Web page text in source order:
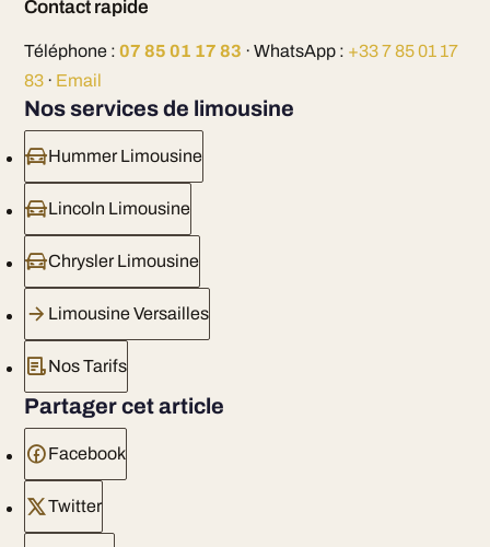
Contact rapide
Téléphone : 07 85 01 17 83 · WhatsApp : +33 7 85 01 17
83· Email
Nos services de limousine
Hummer Limousine
Lincoln Limousine
Chrysler Limousine
Limousine Versailles
Nos Tarifs
Partager cet article
Facebook
Twitter